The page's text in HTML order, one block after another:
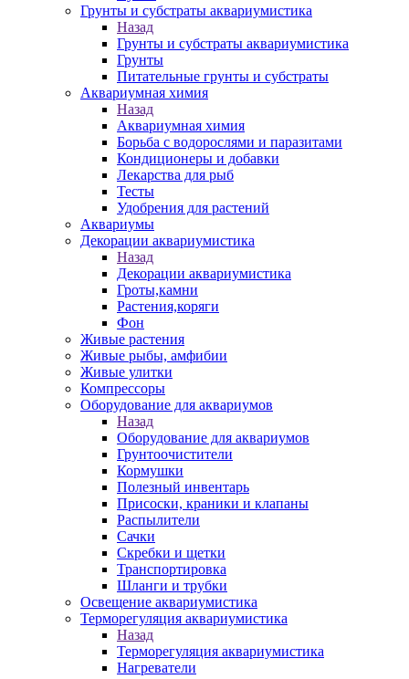
Грунты и субстраты аквариумистика
Назад
Грунты и субстраты аквариумистика
Грунты
Питательные грунты и субстраты
Аквариумная химия
Назад
Аквариумная химия
Борьба с водорослями и паразитами
Кондиционеры и добавки
Лекарства для рыб
Тесты
Удобрения для растений
Аквариумы
Декорации аквариумистика
Назад
Декорации аквариумистика
Гроты,камни
Растения,коряги
Фон
Живые растения
Живые рыбы, амфибии
Живые улитки
Компрессоры
Оборудование для аквариумов
Назад
Оборудование для аквариумов
Грунтоочистители
Кормушки
Полезный инвентарь
Присоски, краники и клапаны
Распылители
Сачки
Скребки и щетки
Транспортировка
Шланги и трубки
Освещение аквариумистика
Терморегуляция аквариумистика
Назад
Терморегуляция аквариумистика
Нагреватели